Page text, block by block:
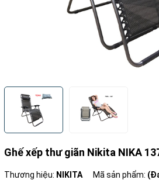
Ghế xếp thư giãn Nikita NIKA
Thương hiệu: NIKITA Mã sản phẩm: